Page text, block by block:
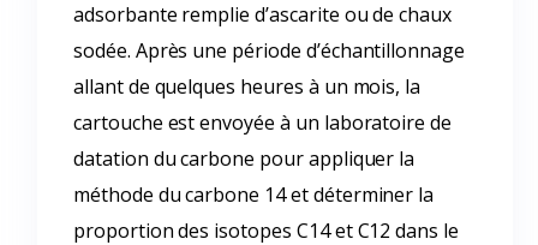
adsorbante remplie d’ascarite ou de chaux
sodée. Après une période d’échantillonnage
allant de quelques heures à un mois, la
cartouche est envoyée à un laboratoire de
datation du carbone pour appliquer la
méthode du carbone 14 et déterminer la
proportion des isotopes C14 et C12 dans le